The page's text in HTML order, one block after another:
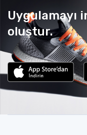
Uygulamayı
oluştur.